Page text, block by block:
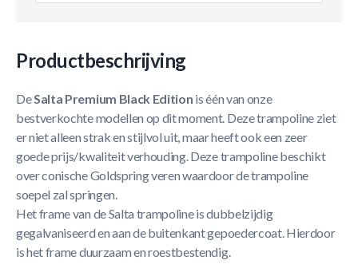
Productbeschrijving
DeSalta Premium Black Edition is één van onze
bestverkochte modellen op dit moment. Deze trampoline ziet
er niet alleen strak en stijlvol uit, maar heeft ook een zeer
goede prijs/kwaliteit verhouding. Deze trampoline beschikt
over conische Goldspring veren waardoor de trampoline
soepel zal springen.
Het frame van de Salta trampoline is dubbelzijdig
gegalvaniseerd en aan de buitenkant gepoedercoat. Hierdoor
is het frame duurzaam en roestbestendig.